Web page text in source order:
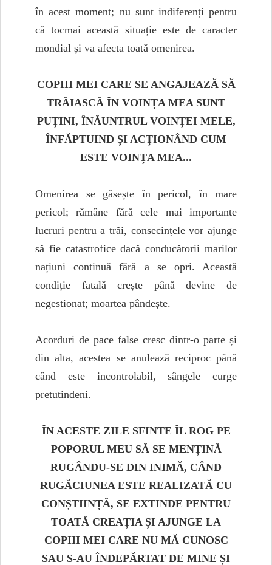
în acest moment; nu sunt indiferenți pentru
că tocmai această situație este de caracter
mondial și va afecta toată omenirea.
COPIII MEI CARE SE ANGAJEAZĂ SĂ
TRĂIASCĂ ÎN VOINȚA MEA SUNT
PUȚINI, ÎNĂUNTRUL VOINȚEI MELE,
ÎNFĂPTUIND ȘI ACȚIONÂND CUM
ESTE VOINȚA MEA...
Omenirea se găsește în pericol, în mare
pericol; rămâne fără cele mai importante
lucruri pentru a trăi, consecințele vor ajunge
să fie catastrofice dacă conducătorii marilor
națiuni continuă fără a se opri. Această
condiție fatală crește până devine de
negestionat; moartea pândește.
Acorduri de pace false cresc dintr-o parte și
din alta, acestea se anulează reciproc până
când este incontrolabil, sângele curge
pretutindeni.
ÎN ACESTE ZILE SFINTE ÎL ROG PE
POPORUL MEU SĂ SE MENȚINĂ
RUGÂNDU-SE DIN INIMĂ, CÂND
RUGĂCIUNEA ESTE REALIZATĂ CU
CONȘTIINȚĂ, SE EXTINDE PENTRU
TOATĂ CREAȚIA ȘI AJUNGE LA
COPIII MEI CARE NU MĂ CUNOSC
SAU S-AU ÎNDEPĂRTAT DE MINE ȘI